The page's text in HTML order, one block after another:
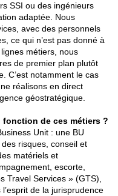
SSI ou des ingénieurs
adaptée. Nous
avec des personnels
ce qui n’est pas donné à
métiers, nous
de premier plan plutôt
C’est notamment le cas
réalisons en direct
géostratégique.
de ces métiers ?
Unit : une BU
risques, conseil et
matériels et
escorte,
Travel Services » (GTS),
de la jurisprudence